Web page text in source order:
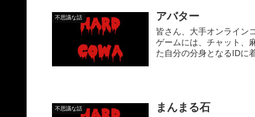
不思議な話 アバター
皆さん、大手オンライン
ゲームには、チャット、
た自分の分身となるIDに
不思議な話 まんまる石